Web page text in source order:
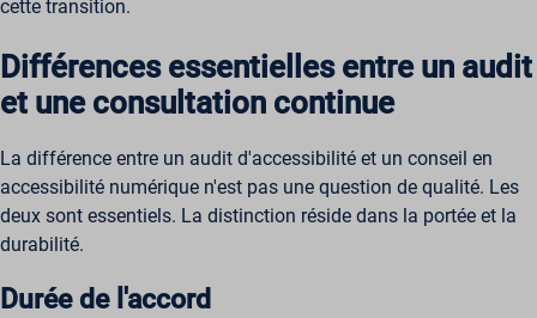
cette transition.
Différences essentielles entre un audit
et une consultation continue
La différence entre un audit d'accessibilité et un conseil en
accessibilité numérique n'est pas une question de qualité. Les
deux sont essentiels. La distinction réside dans la portée et la
durabilité.
Durée de l'accord